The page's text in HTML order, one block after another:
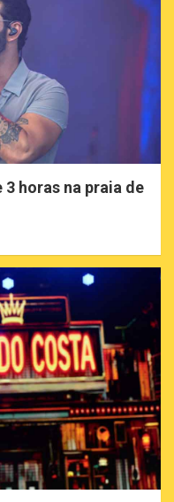
horas na praia de